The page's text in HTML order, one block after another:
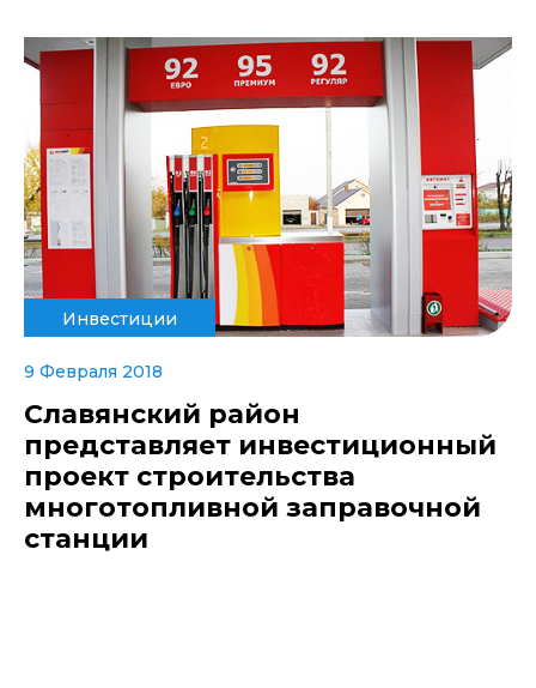
Инвестиции
9 Февраля 2018
Славянский район
представляет инвестиционный
проект строительства
многотопливной заправочной
станции